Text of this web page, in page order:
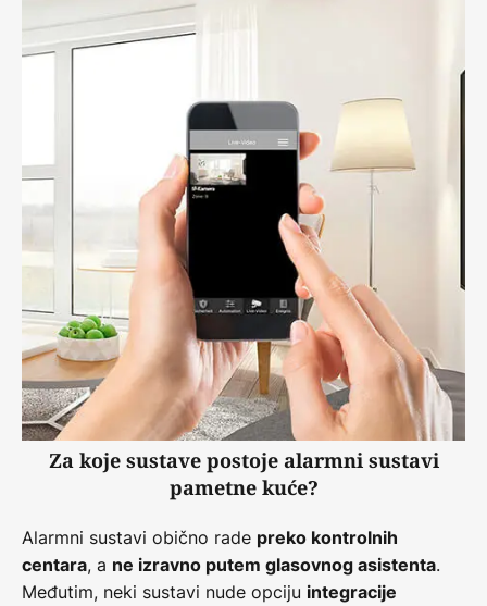
Za koje sustave postoje alarmni sustavi
pametne kuće?
Alarmni sustavi obično rade preko kontrolnih
centara, a ne izravno putem glasovnog asistenta.
Međutim, neki sustavi nude opciju integracije